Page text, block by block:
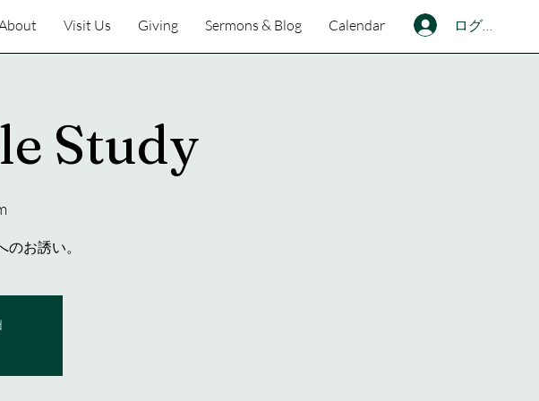
Visit Us Giving Sermons & Blog Calendar ログイン
Study
お誘い。